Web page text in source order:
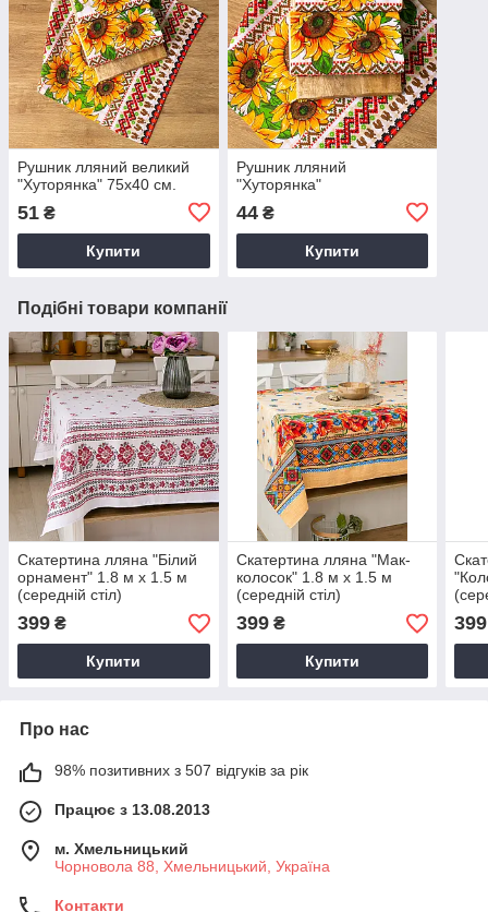
Рушник лляний великий
"Хуторянка" 75х40 см.
51 ₴
Купити
Рушник лляний
"Хуторянка"
44₴
Купити
Подібні товари компанії
Скатертина лляна "Білий
орнамент" 1.8 м х 1.5 м
(середній стіл)
399 ₴
Купити
Скатертина лляна "Мак-
колосок" 1.8 м х 1.5 м
(середній стіл)
399₴
Купити
399
Про нас
98% позитивних з 507 відгуків за рік
Працює з 13.08.2013
м. Хмельницький
Чорновола 88, Хмельницький, Україна
Контакти